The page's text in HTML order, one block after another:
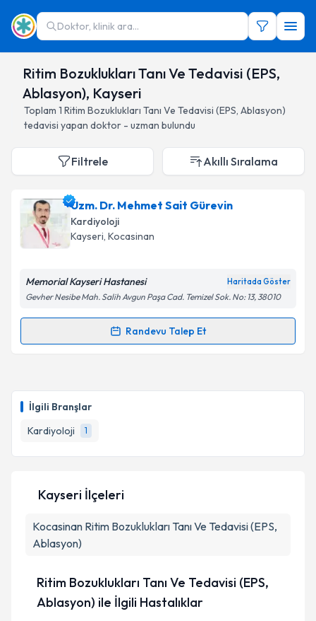
Doktor, klinik ara...
Ritim Bozuklukları Tanı Ve Tedavisi (EPS,
Ablasyon), Kayseri
Toplam 1 Ritim Bozuklukları Tanı Ve Tedavisi (EPS, Ablasyon)
tedavisi yapan doktor - uzman bulundu
İlgili Branşlar
Kardiyoloji
1
Filtrele Akıllı Sıralama
Uzm. Dr. Mehmet Sait Gürevin
Kardiyoloji
Kayseri, Kocasinan
Memorial Kayseri Hastanesi Haritada Göster
Gevher Nesibe Mah. Salih Avgun Paşa Cad. Temizel Sok. No: 13, 38010
Randevu Talep Et
Randevu Takvimi Talebi
için bir takvim hazırlandığında e-posta ile
bilgilendireceğiz.
E-posta Adresiniz
Kişisel verilerimin işlenmesine ilişkinAydınlatma
Metni
Takvim Talebini Gönder
Kayseri İlçeleri
Kocasinan Ritim Bozuklukları Tanı Ve Tedavisi (EPS,
Ablasyon)
Ritim Bozuklukları Tanı Ve Tedavisi (EPS,
Ablasyon) ile İlgili Hastalıklar